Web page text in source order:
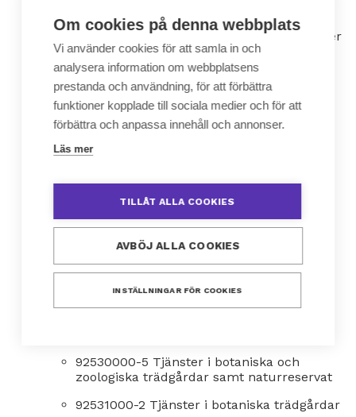
92520000-2 Musei- och tillhörande tjänster
92521000-9 Museitjänster
92521100-0 Utställningstjänster i museer
92521200-1 Konservering av
utställningsföremål och exemplar
92521220-7 Konservering av föremål
92522000-6 Konservering av historiska
platser och byggnader
92522100-7 Konservering av historiska
platser
92530000-5 Tjänster i botaniska och
zoologiska trädgårdar samt naturreservat
92531000-2 Tjänster i botaniska trädgårdar
Om cookies på denna webbplats
Vi använder cookies för att samla in och
analysera information om webbplatsens
prestanda och användning, för att förbättra
funktioner kopplade till sociala medier och för att
förbättra och anpassa innehåll och annonser.
Läs mer
TILLÅT ALLA COOKIES
AVBÖJ ALLA COOKIES
INSTÄLLNINGAR FÖR COOKIES